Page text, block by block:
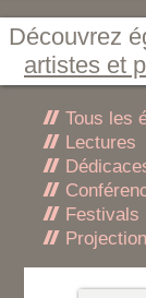
Découvrez
artistes et
Tous les
Lectures
Festivals